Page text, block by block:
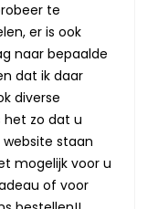
te
er is ook
naar bepaalde
dat ik daar
diverse
het zo dat u
staan
mogelijk voor u
of voor